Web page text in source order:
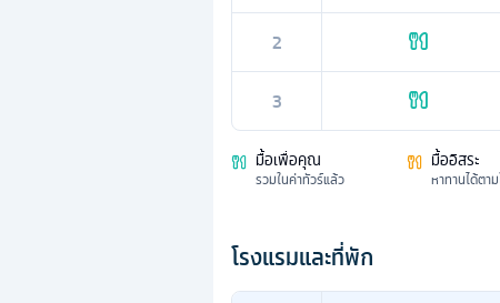
2
3
มื้อเพื่อคุณ
รวมในค่าทัวร์แล้ว
มื้ออิสระ
หาทานได้ตา
โรงแรมและที่พัก